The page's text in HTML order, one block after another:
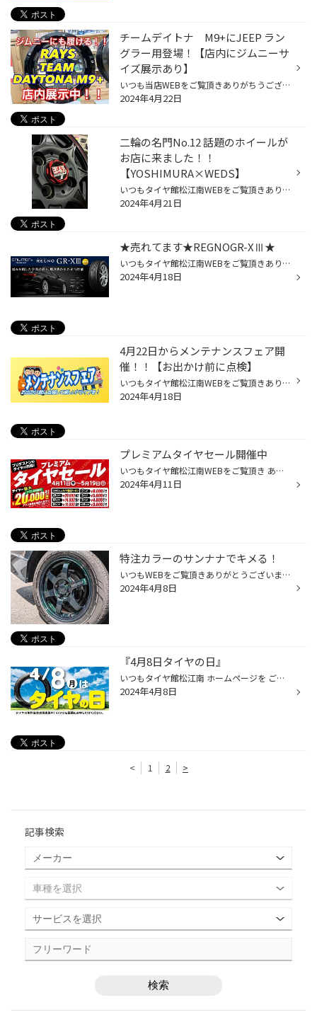
チームデイトナ M9+にJEEP ラン
グラー用登場！【店内にジムニーサ
イズ展示あり】
いつも当店WEBをご覧頂きありがちうございます 松江市にあるレイズ特約店 タイヤ館松江南のさかいです 本日は展示ホイールのご紹介です！ オフ・フィールドのニューノーマル、”M9+”デビュー!​ アメリカンでワイルドな印象を持つM9がリリースされたのが2019年。​ 最大の特徴は、 1ピース構造ながらま...
2024年4月22日
二輪の名門No.12 話題のホイールが
お店に来ました！！
【YOSHIMURA×WEDS】
いつもタイヤ館松江南WEBをご覧頂きありがとうございます スタッフのさかいです 本日は話題のホイールのご紹介です！ バイク乗りの方ならお馴染みのヨシムラがWEDSとコラボ こだわりぬいた軽量ホイールがついこの間ようやく発売されました！ オートサロンで話題になりましたね〜！ Weight Reduced S...
2024年4月21日
★売れてます★REGNOGR-XⅢ★
いつもタイヤ館松江南WEBをご覧頂きありがとうございます スタッフのさかいです ついに待望のブリヂストン フラッグシップモデルの REGNOGR-XⅢ[レグノ ジーアール・クロススリー] が発表になりました！！ヽ(ﾟ∀ﾟ)ﾒ(ﾟ∀ﾟ)ﾉ 2024年2月より発売になりました！ https://tire.bridgestone.co.jp/regno/gr-x...
2024年4月18日
4月22日からメンテナンスフェア開
催！！【お出かけ前に点検】
いつもタイヤ館松江南WEBをご覧頂きありがとうございます スタッフのさかいです ゴールデンウィークももうすぐですね！ お出かけも増える時期になりますので お出かけ前の点検をタイヤ館は応援致します！ 点検無料でタイヤからエンジンオイル等 しっかり点検して安心してお出かけしませんか？ メン...
2024年4月18日
プレミアムタイヤセール開催中
いつもタイヤ館松江南WEBをご覧頂き ありがとうございます スタッフのさかいです ２０２４年４月１１日（木）～５月１９日（日） プレミアムタイヤセールを開催致します お出かけもしたくなる様なあったかい日が続くようになりましたね☆ 車でお出かけも多くなりますので ゴールデンウイーク前に一度...
2024年4月11日
特注カラーのサンナナでキメる！
いつもWEBをご覧頂きありがとうございます 島根県のレイズ特約店 タイヤ館松江南 スタッフのさかいです 本日はホンダ シャトルのホイール交換のご紹介です 低く構えたスタイリッシュなデザイン 特徴的な深みのあるブリテッシュグリーンのボディ 大胆でしっかりと存在感のある一台です そんなシャト...
2024年4月8日
『4月8日タイヤの日』
いつもタイヤ館松江南 ホームページを ご覧頂き、ありがとうございます‼★ 安全のために、お出掛け前にはタイヤの点検を、、、 1.『タイヤの日』の創設 タイヤ業界では、2000年に『4月8日タイヤの日』を創設しました。 春の全国交通安全運動が実施される4月、輪（タイヤ）のイメージから８をとり 4月...
2024年4月8日
< 1 2 >
記事検索